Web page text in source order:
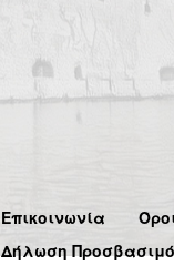
Επικοινωνία
Δήλωση